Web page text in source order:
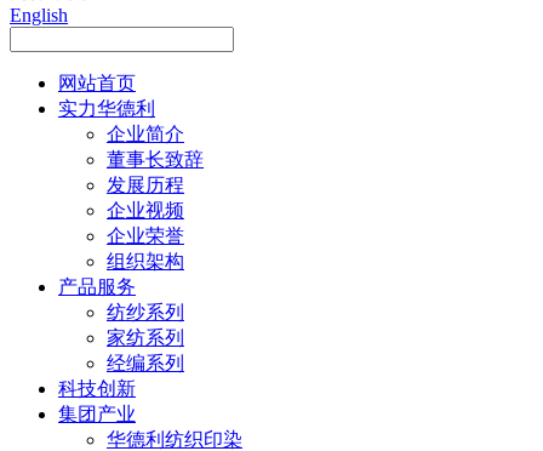
English
网站首页
实力华德利
企业简介
董事长致辞
发展历程
企业视频
企业荣誉
组织架构
产品服务
纺纱系列
家纺系列
经编系列
科技创新
集团产业
华德利纺织印染